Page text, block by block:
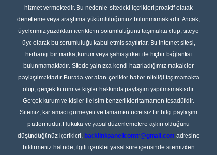
hizmet vermektedir. Bu nedenle, sitedeki içerikleri proaktif olarak
denetleme veya araştırma yükümlülüğümüz bulunmamaktadır. Ancak,
üyelerimiz yazdıkları içeriklerin sorumluluğunu taşımakta olup, siteye
üye olarak bu sorumluluğu kabul etmiş sayılırlar. Bu internet sitesi,
herhangi bir marka, kurum veya şahıs şirketi ile hiçbir bağlantısı
bulunmamaktadır. Sitede yalnızca kendi hazırladığımız makaleler
paylaşılmaktadır. Burada yer alan içerikler haber niteliği taşımamakta
olup, gerçek kurum ve kişiler hakkında paylaşım yapılmamaktadır.
Gerçek kurum ve kişiler ile isim benzerlikleri tamamen tesadüfidir.
Sitemiz, kar amacı gütmeyen ve tamamen ücretsiz bir bilgi paylaşım
platformudur. Hukuka ve yasal düzenlemelere aykırı olduğunu
düşündüğünüz içerikleri, backlinkpanelicomtr@gmail.com adresine
bildirmeniz halinde, ilgili içerikler yasal süre içerisinde sitemizden